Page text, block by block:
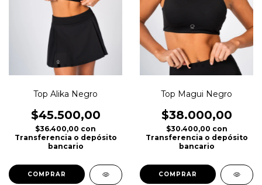
Top Alika Negro
$45.500,00
$36.400,00 con
Transferencia o depósito
bancario
COMPRAR
Top Magui Negro
$38.000,00
$30.400,00 con
Transferencia o depósito
bancario
COMPRAR